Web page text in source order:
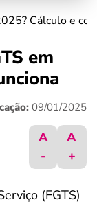
Cálculo e
em
09/01/2025
A
-
A
+
(FGTS)